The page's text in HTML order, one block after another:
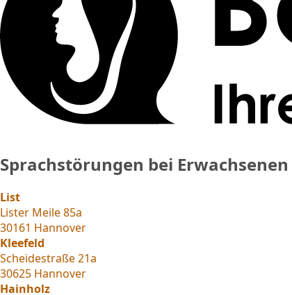
Sprachstörungen bei Erwachsenen
List
Lister Meile 85a
30161 Hannover
Kleefeld
Scheidestraße 21a
30625 Hannover
Hainholz